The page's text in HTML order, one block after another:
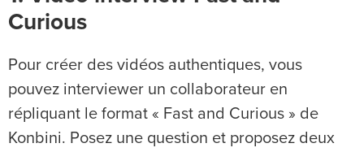
Curious
Pour créer des vidéos authentiques, vous
pouvez interviewer un collaborateur en
répliquant le format « Fast and Curious » de
Konbini. Posez une question et proposez deux